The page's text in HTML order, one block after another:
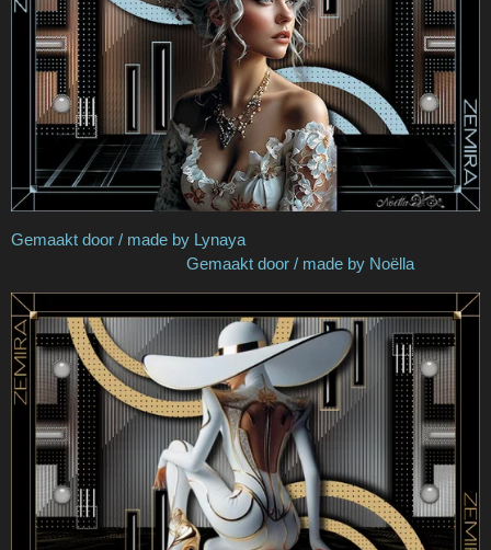
Gemaakt door / made by Lynaya
Gemaakt door / made by Noëlla